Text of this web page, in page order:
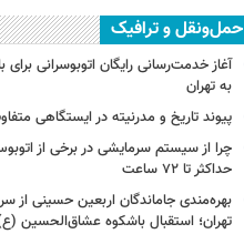
حمل‌ونقل و ترافیک
آغاز خدمت‌رسانی رایگان اتوبوسرانی برای
به تهران
پیوند تاریخ و مدرنیته در ایستگاهی
چرا از سیستم سرمایشی در برخی از
حداکثر تا ۷۲ ساعت
بهره‌مندی جاماندگان اربعین حسینی از
تهران؛ استقبال باشکوه عشاق‌الحسین